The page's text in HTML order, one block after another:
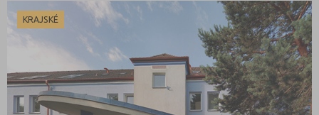
KRAJSKÉ